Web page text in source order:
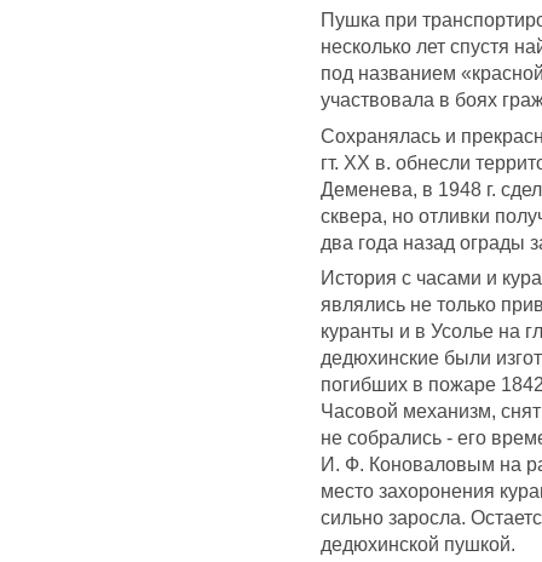
Пушка при
несколько лет спустя
под названием
участвовала в боях
Сохранялась и
гт. XX в. обнесли
Деменева, в 1948 г.
сквера, но отливки
два года назад ограды
История с часами и
являлись не только
куранты и в Усолье на
дедюхинские были
погибших в пожаре
Часовой механизм,
не собрались - его
И. Ф. Коноваловым на
место захоронения
сильно заросла.
дедюхинской пушкой.